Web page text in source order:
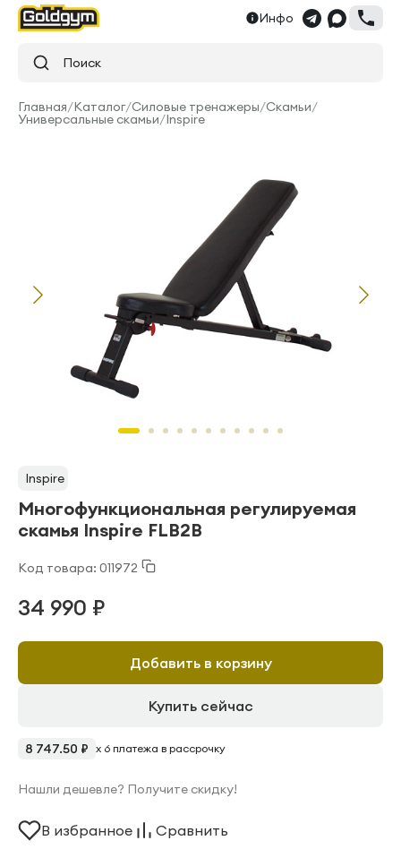
Инфо
Поиск
Главная/Каталог/Силовые тренажеры/Скамьи/
Универсальные скамьи/Inspire
Inspire
Многофункциональная регулируемая
скамья Inspire FLB2B
Код товара: 011972
34 990 ₽
Добавить в корзину
Купить сейчас
8 747.50 ₽ x 6 платежа в рассрочку
Нашли дешевле? Получите скидку!
В избранное Сравнить